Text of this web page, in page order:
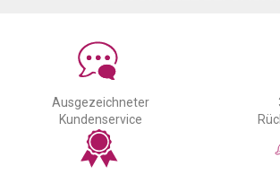
Ausgezeichneter
Kundenservice